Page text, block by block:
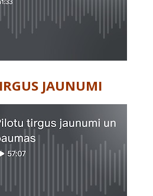
JAUNUMI